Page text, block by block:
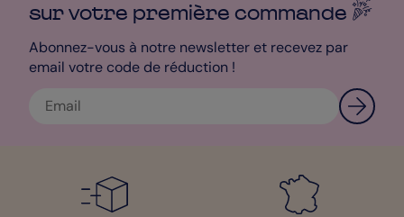
sur votre première commande
Abonnez-vous à notre newsletter et recevez par
email votre code de réduction !